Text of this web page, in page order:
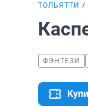
ТОЛЬЯТТИ
ФЭНТЕЗИ